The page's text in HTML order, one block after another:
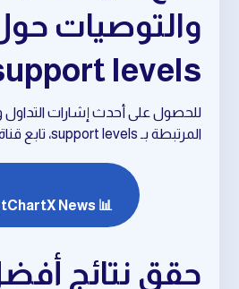
والتوصيات
levels
للحصول على أحدث إشارات التداول
المرتبطة بـ support levels، تابع قناة الأخبار الخاصة بنا:
📊 SmartChartX News
حقق نتائج